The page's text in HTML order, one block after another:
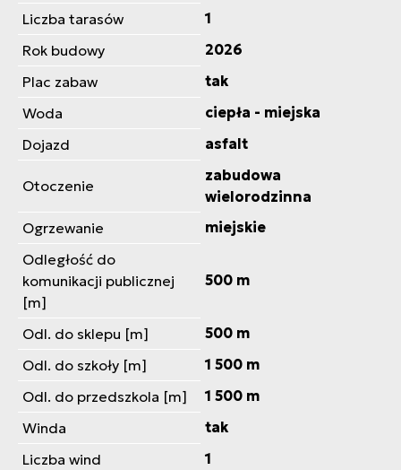
Liczba tarasów
1
Rok budowy
2026
Plac zabaw
tak
Woda
ciepła - miejska
Dojazd
asfalt
Otoczenie
zabudowa
wielorodzinna
Ogrzewanie
miejskie
Odległość do
komunikacji publicznej
[m]
500 m
Odl. do sklepu [m]
500 m
Odl. do szkoły [m]
1 500 m
Odl. do przedszkola [m]
1 500 m
Winda
tak
Liczba wind
1